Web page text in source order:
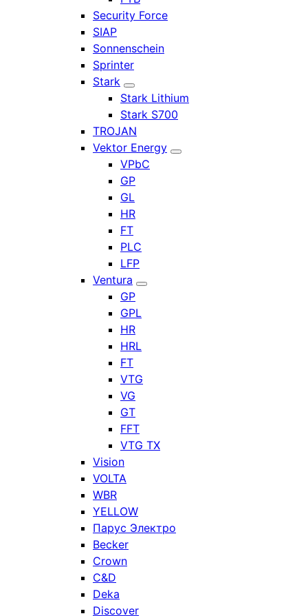
Security Force
SIAP
Sonnenschein
Sprinter
Stark
Stark Lithium
Stark S700
TROJAN
Vektor Energy
VPbC
GP
GL
HR
FT
PLC
LFP
Ventura
GP
GPL
HR
HRL
FT
VTG
VG
GT
FFT
VTG TX
Vision
VOLTA
WBR
YELLOW
Парус Электро
Becker
Crown
C&D
Deka
Discover